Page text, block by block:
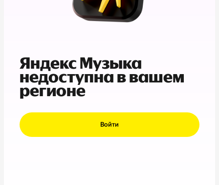
Яндекс Музыка
недоступна в вашем
регионе
Войти